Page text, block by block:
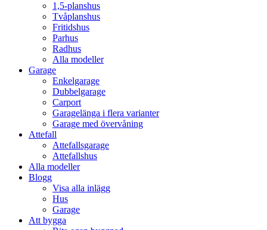
1,5-planshus
Tvåplanshus
Fritidshus
Parhus
Radhus
Alla modeller
Garage
Enkelgarage
Dubbelgarage
Carport
Garagelänga i flera varianter
Garage med övervåning
Attefall
Attefallsgarage
Attefallshus
Alla modeller
Blogg
Visa alla inlägg
Hus
Garage
Att bygga